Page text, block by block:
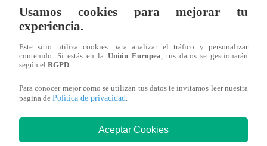
La bella Brunella Horna se encuentra disfrutando de
darse una escapada y visitar las paradisiacas playas de
sociales al compartir fotografías luciendo sexys ropas
feliz al lucir un lindo bikini de la reconocida marca
Sin embargo, no todo fue perfecto para la “Baby
Usamos cookies para mejorar tu
experiencia.
Este sitio utiliza cookies para analizar el tráfico y personalizar
contenido. Si estás en la Unión Europea , tus datos se gestionarán
según el RGPD
Para conocer mejor como se utilizan tus datos te invitamos leer nuestra
pagina de Política de privacidad
Aceptar Cookies